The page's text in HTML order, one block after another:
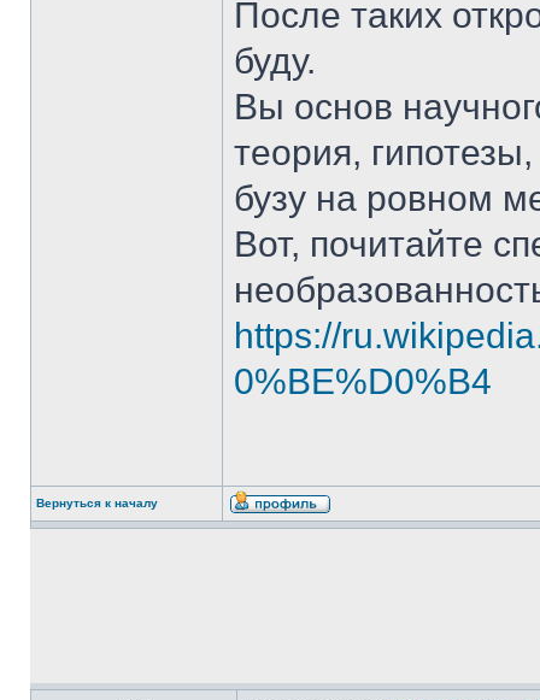
После таких
буду.
Вы основ
теория,
бузу на ровном
Вот, почитайте
https://
0%BE%D0%B4
Вернуться к началу